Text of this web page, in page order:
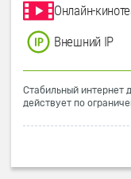
Онлайн-
Внешний IP
Стабильный интернет
действует по